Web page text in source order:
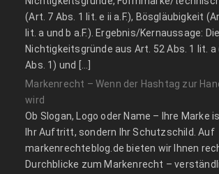
(Art. 7 Abs. 1 lit. e ii a.F.), Bösgläubigkeit
lit. a und b a.F.). Ergebnis/Kernaussage: Die
Nichtigkeitsgründe aus Art. 52 Abs. 1 lit. a
Abs. 1) und […]
Markenrecht – Wenn der Hashtag zur
wird
Ob Slogan, Logo oder Name – Ihre Marke
Ihr Auftritt, sondern Ihr Schutzschild. Auf
markenrechteblog.de bieten wir Ihnen
Durchblicke zum Markenrecht –